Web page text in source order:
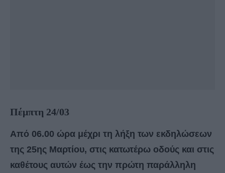
Πέμπτη 24/03
Από 06.00 ώρα μέχρι τη λήξη των εκδηλώσεων
της 25ης Μαρτίου, στις κατωτέρω οδούς και στις
καθέτους αυτών έως την πρώτη παράλληλη